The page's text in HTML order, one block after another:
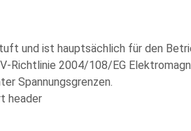
und ist hauptsächlich für den
Richtlinie 2004/108/EG
Spannungsgrenzen.
header